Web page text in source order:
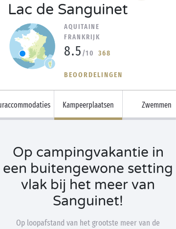
Lac de Sanguinet
AQUITAINE
FRANKRIJK
8.5 /10 368
BEOORDELINGEN
Kampeerplaatsen Zwemmen
Op campingvakantie in
een buitengewone setting
vlak bij het meer van
Sanguinet!
Op loopafstand van het grootste meer van de